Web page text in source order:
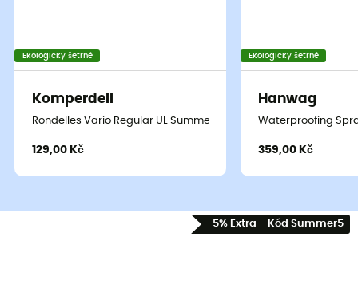
Ekologicky šetrné
Komperdell
Rondelles Vario Regular UL Summer 7 cm Blister
129,00 Kč
Ekologicky šetrné
Hanwag
Waterproofing
359,00 Kč
-5% Extra - Kód Summer5